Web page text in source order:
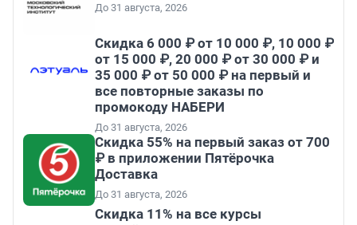
До 31 августа, 2026
Скидка 6 000 ₽ от 10 000 ₽, 10 000 ₽
от 15 000 ₽, 20 000 ₽ от 30 000 ₽ и
35 000 ₽ от 50 000 ₽ на первый и
все повторные заказы по
промокоду НАБЕРИ
До 31 августа, 2026
Скидка 55% на первый заказ от 700
₽ в приложении Пятёрочка
Доставка
До 31 августа, 2026
Скидка 11% на все курсы